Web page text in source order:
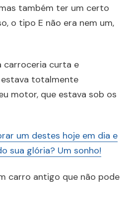
também ter um certo
o tipo E não era nem um,
carroceria curta e
totalmente
motor, que estava sob os
um destes hoje em dia e
sua glória? Um sonho!
carro antigo que não pode